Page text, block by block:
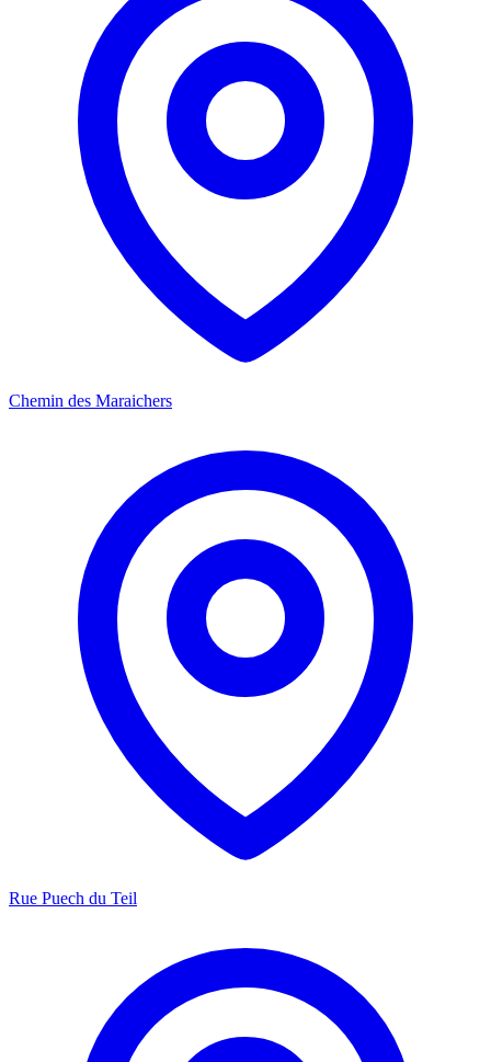
Chemin des Maraichers
Rue Puech du Teil